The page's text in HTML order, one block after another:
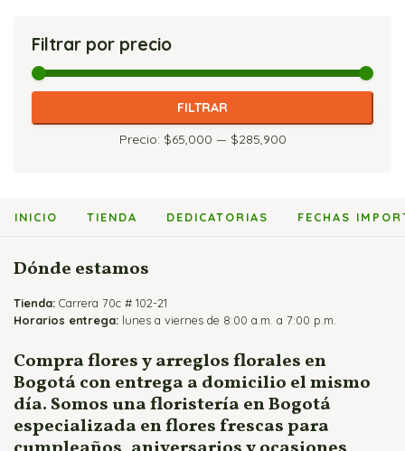
Jarrones y Floreros de Rosas
Arreglos Florales para Mamá
Arreglos para Eventos
Arreglos para Hombres
Flores Fúnebres
Flores para Matrimonio
Arreglos con Lirios
Arreglos con Orquídeas
Filtrar por precio
FILTRAR
Precio: $65,000 — $285,900
INICIO TIENDA DEDICATORIAS FECHAS
Dónde estamos
Tienda: Carrera 70c # 102-21
Horarios entrega: lunes a viernes de 8:00 a.m. a 7:00 p.m.
Compra flores y arreglos florales en
Bogotá con entrega a domicilio el mismo
día. Somos una floristería en Bogotá
especializada en flores frescas para